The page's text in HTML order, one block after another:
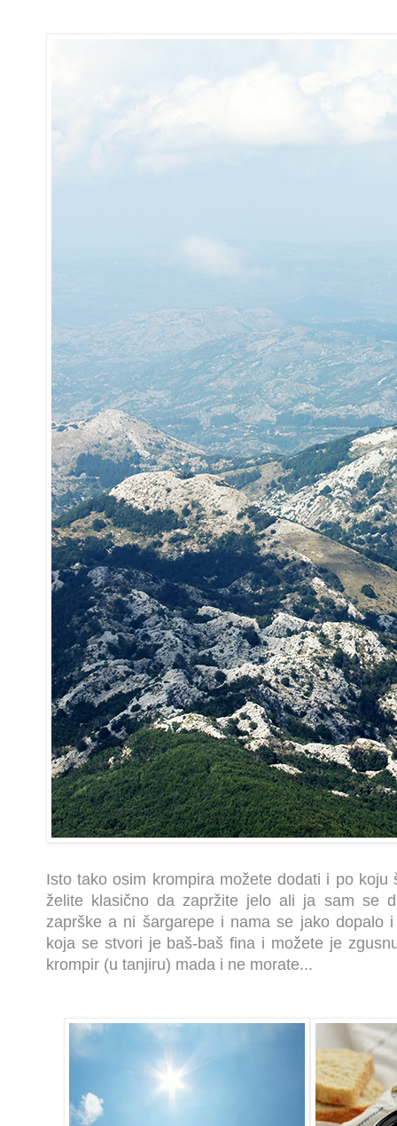
Isto tako osim krompira možete dodati i po koju
želite klasično da zapržite jelo ali ja sam se
zaprške a ni šargarepe i nama se jako dopalo
koja se stvori je baš-baš fina i možete je
krompir (u tanjiru) mada i ne morate...